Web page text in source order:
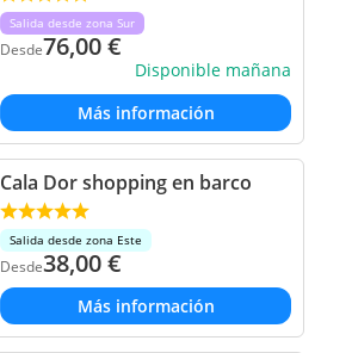
Salida desde zona Sur
Desde76,00€
Disponible mañana
Más información
Cala Dor shopping en barco
Salida desde zona Este
Desde38,00€
Más información